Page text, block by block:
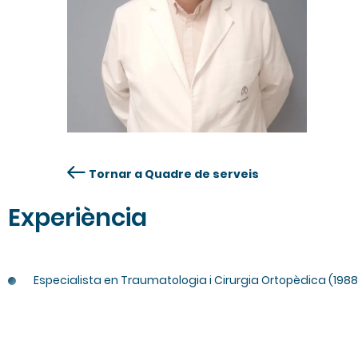
Experiència
Especialista en Traumatologia i Cirurgia Ortopèdica
Tornar a Quadre de serveis